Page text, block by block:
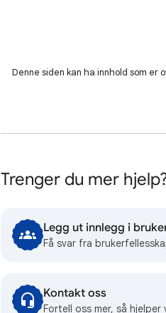
Denne siden kan ha innhold som er
Trenger du mer
Legg ut innlegg i
Få svar fra
Kontakt oss
Fortell oss mer, så